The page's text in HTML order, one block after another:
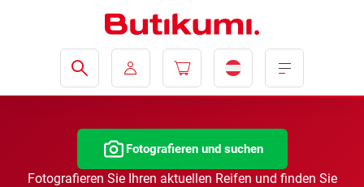
Fotografieren und suchen
Fotografieren Sie Ihren aktuellen Reifen und finden Sie